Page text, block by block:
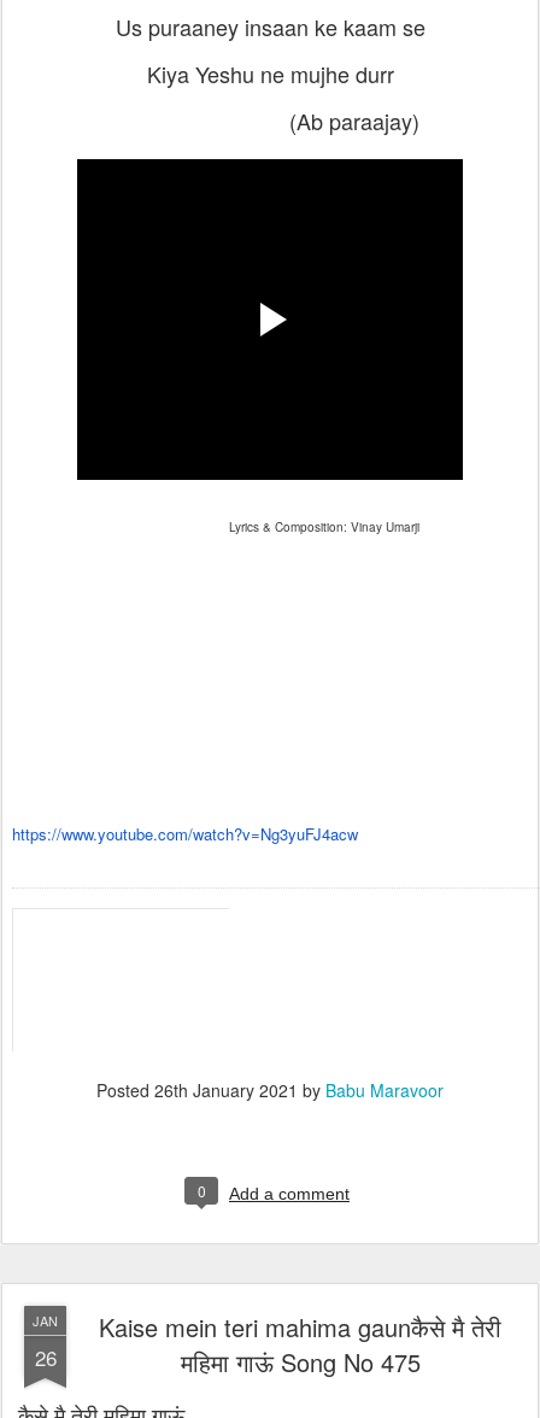
Us puraaney insaan ke kaam se
Kiya Yeshu ne mujhe durr
(Ab paraajay)
Lyrics & Composition: Vinay Umarji
https://www.youtube.com/watch?v=Ng3yuFJ4acw
VIJETA | HINDI PRAISE SONG - 4K | FT. JERIN ANDREWS & VINAY
Posted 26th January 2021 by Babu Maravoor
0 Add a comment
JAN
26
Kaise mein teri mahima gaunकैसे मै तेरी
महिमा गाऊं Song No 475